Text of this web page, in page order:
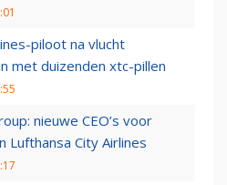
piloot na vlucht
met duizenden xtc-pillen
nieuwe CEO’s voor
Lufthansa City Airlines